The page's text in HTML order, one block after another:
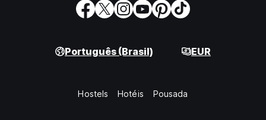
Português (Brasil) EUR
Hostels Hotéis Pousada